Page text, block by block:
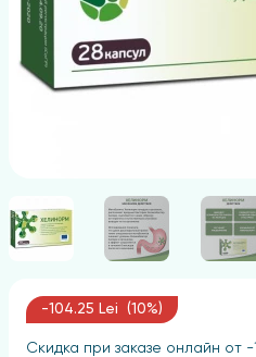
-104.25 Lei (10%)
Скидка при заказе онлайн от